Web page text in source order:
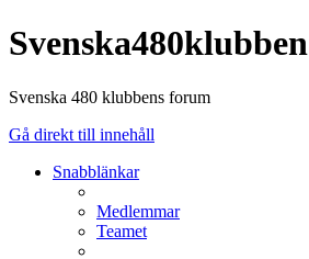
Svenska480klubben
Svenska 480 klubbens forum
Gå direkt till innehåll
Snabblänkar
Medlemmar
Teamet